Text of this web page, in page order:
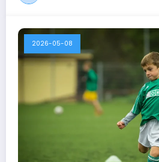
2026-05-08